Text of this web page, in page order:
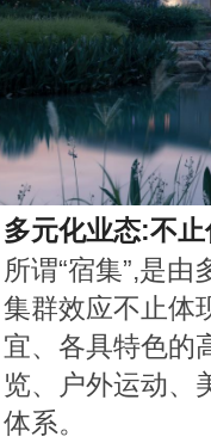
多元化业态:不
所谓“宿集”,是
集群效应不止体
宜、各具特色的
览、户外运动、
体系。